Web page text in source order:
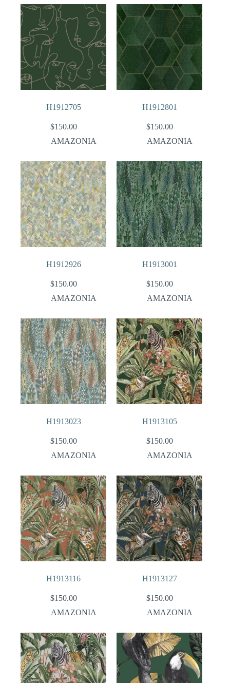
H1912705
$150.00
AMAZONIA
H1912801
$150.00
AMAZONIA
H1912926
$150.00
AMAZONIA
H1913001
$150.00
AMAZONIA
H1913023
$150.00
AMAZONIA
H1913105
$150.00
AMAZONIA
H1913116
$150.00
AMAZONIA
H1913127
$150.00
AMAZONIA